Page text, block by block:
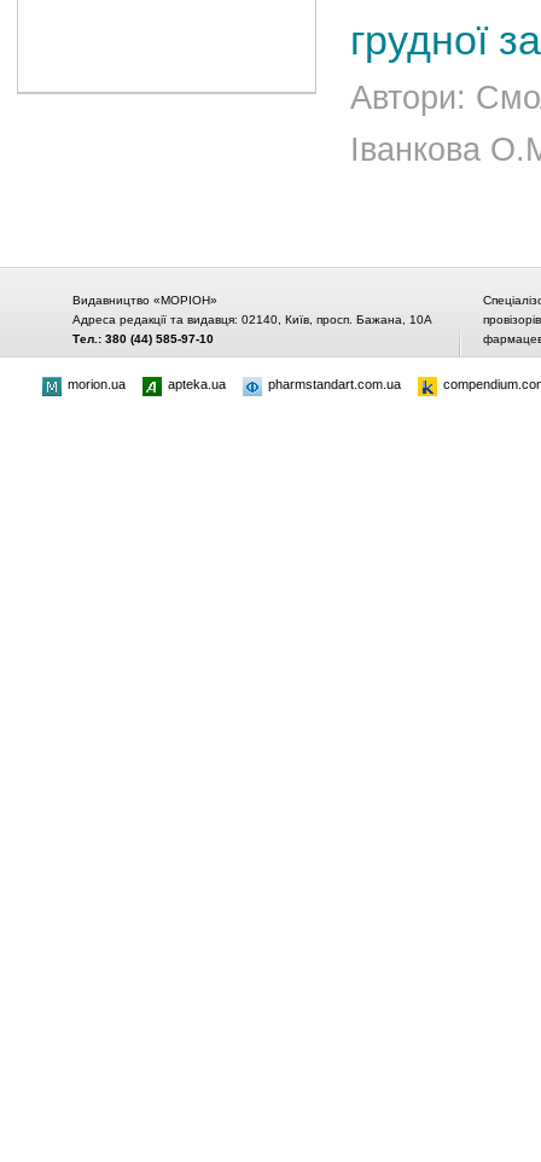
грудної
Автори:
Іванкова
Видавництво «МОРІОН»
Адреса редакції та видавця: 02140, Київ, просп. Бажана, 10А
Тел.: 380 (44) 585-97-10
morion.ua apteka.ua pharmstandart.com.ua